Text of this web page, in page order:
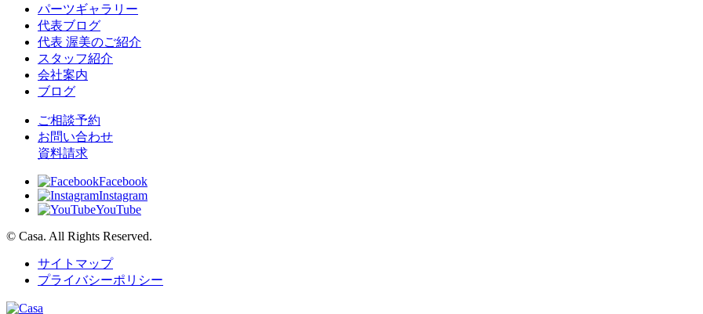
パーツギャラリー
代表ブログ
代表 渥美のご紹介
スタッフ紹介
会社案内
ブログ
ご相談予約
お問い合わせ
資料請求
Facebook
Instagram
YouTube
© Casa. All Rights Reserved.
サイトマップ
プライバシーポリシー